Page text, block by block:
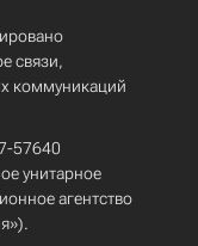
связи,
коммуникаций
57640
унитарное
агентство